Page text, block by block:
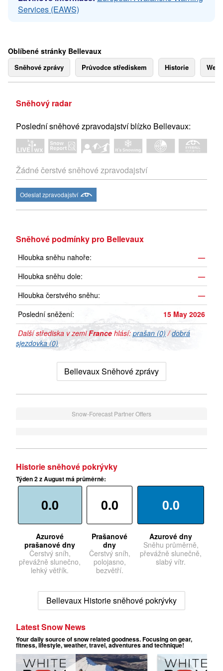
Services (EAWS)
Oblíbené stránky Bellevaux
Sněhové zprávy Průvodce střediskem Historie
Sněhový radar
Poslední sněhové zpravodajství blízko Bellevaux:
Žádné čerstvé sněhové zpravodajství
Odeslat zpravodajství
Sněhové podmínky pro Bellevaux
Hloubka sněhu nahoře:
—
Hloubka sněhu dole:
—
Hloubka čerstvého sněhu:
—
Poslední sněžení:
15 May 2026
Další střediska v zemiFrance hlásí: prašan (0) /dobrá
sjezdovka (0)
Bellevaux Sněhové zprávy
Snow-Forecast Partner Offers
Historie sněhové pokrývky
Týden 2 z August má průměrně:
0.0
Azurové
prašanové dny
Čerstvý sníh,
převážně slunečno,
lehký větřík.
0.0
Prašanové
dny
Čerstvý sníh,
polojasno,
bezvětří.
0.0
Azurové dny
Sněhu průměrně,
převážně slunečně,
slabý vítr.
Bellevaux Historie sněhové pokrývky